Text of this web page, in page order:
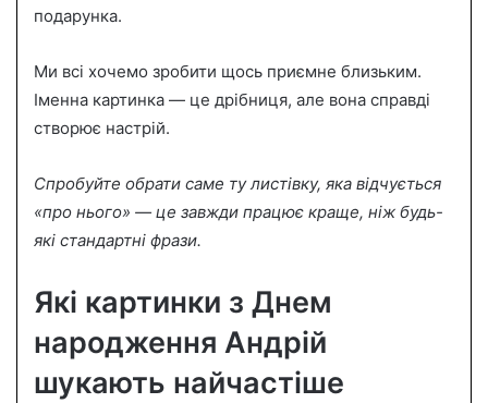
подарунка.
Ми всі хочемо зробити щось приємне близьким.
Іменна картинка — це дрібниця, але вона справді
створює настрій.
Спробуйте обрати саме ту листівку, яка відчується
«про нього» — це завжди працює краще, ніж будь-
які стандартні фрази.
Які картинки з Днем
народження Андрій
шукають найчастіше